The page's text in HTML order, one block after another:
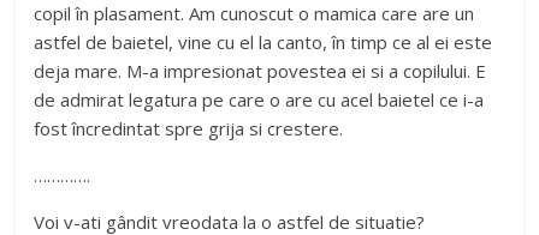
copil în plasament. Am cunoscut o mamica care are un
astfel de baietel, vine cu el la canto, în timp ce al ei este
deja mare. M-a impresionat povestea ei si a copilului. E
de admirat legatura pe care o are cu acel baietel ce i-a
fost încredintat spre grija si crestere.
………….
Voi v-ati gândit vreodata la o astfel de situatie?